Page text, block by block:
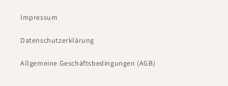
Impressum
Datenschutzerklärung
Allgemeine Geschäftsbedingungen (AGB)